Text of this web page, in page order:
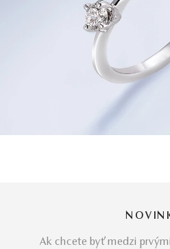
Ak chcete byť medzi